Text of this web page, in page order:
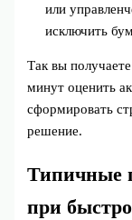
или
исключить
Так вы
минут оценить
сформировать
решение.
Типичные
при